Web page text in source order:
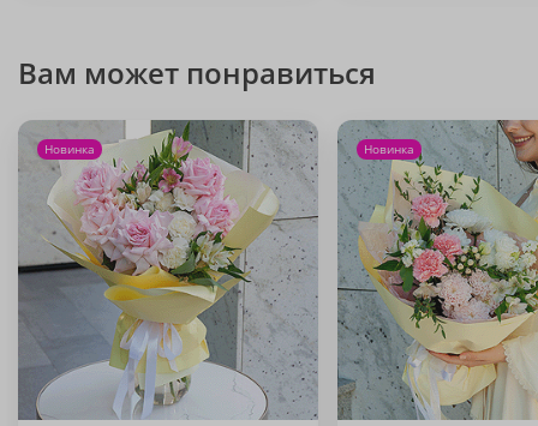
Вам может понравиться
Новинка Новинка